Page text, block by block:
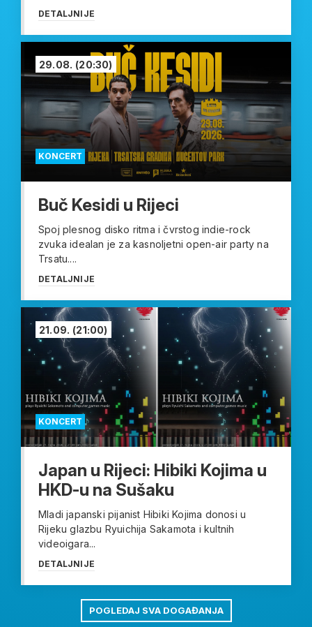
DETALJNIJE
KONCERT
29.08. (20:30)
Buč Kesidi u Rijeci
Spoj plesnog disko ritma i čvrstog indie-rock
zvuka idealan je za kasnoljetni open-air party na
Trsatu....
DETALJNIJE
KONCERT
21.09. (21:00)
Japan u Rijeci: Hibiki Kojima u
HKD-u na Sušaku
Mladi japanski pijanist Hibiki Kojima donosi u
Rijeku glazbu Ryuichija Sakamota i kultnih
videoigara...
DETALJNIJE
POGLEDAJ SVA DOGAĐANJA